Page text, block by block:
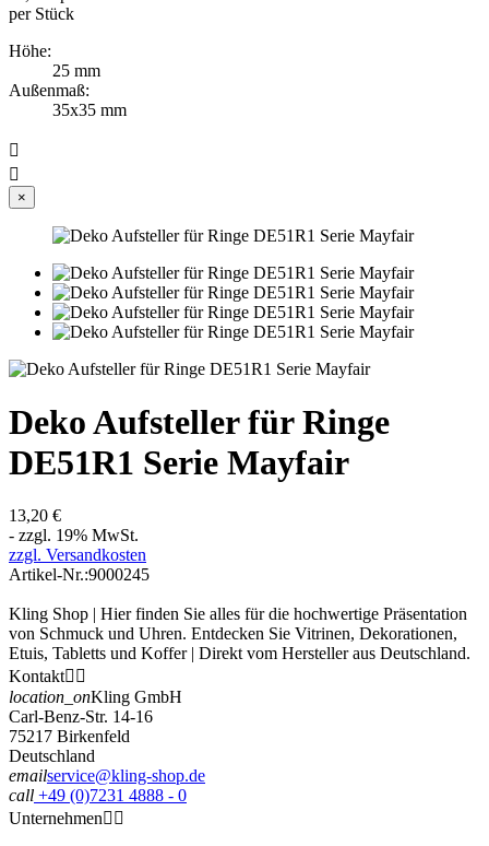
per Stück
Höhe:
25 mm
Außenmaß:
35x35 mm


×
Deko Aufsteller für Ringe
DE51R1 Serie Mayfair
13,20 €
- zzgl. 19% MwSt.
zzgl. Versandkosten
Artikel-Nr.:9000245
Kling Shop | Hier finden Sie alles für die hochwertige Präsentation
von Schmuck und Uhren. Entdecken Sie Vitrinen, Dekorationen,
Etuis, Tabletts und Koffer | Direkt vom Hersteller aus Deutschland.
Kontakt 
location_onKling GmbH
Carl-Benz-Str. 14-16
75217 Birkenfeld
Deutschland
emailservice@kling-shop.de
call +49 (0)7231 4888 - 0
Unternehmen 